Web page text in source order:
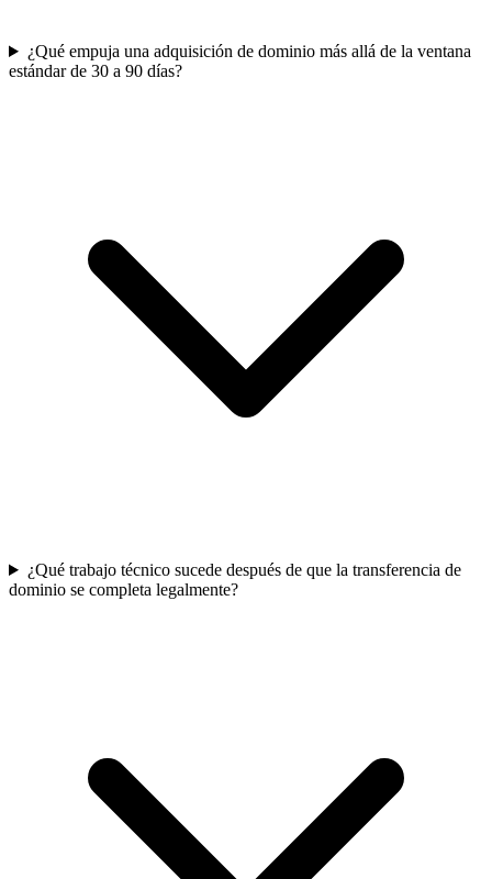
¿Qué empuja una adquisición de dominio más allá de la ventana
estándar de 30 a 90 días?
¿Qué trabajo técnico sucede después de que la transferencia de
dominio se completa legalmente?